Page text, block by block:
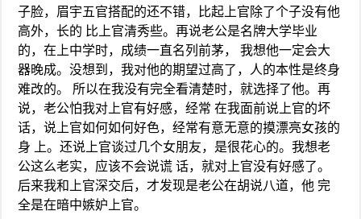
子脸，眉宇五官搭配的还不错，比起上官除了个子没有他
高外，长的 比上官清秀些。再说老公是名牌大学毕业
的，在上中学时，成绩一直名列前茅， 我想他一定会大
器晚成。没想到，我对他的期望过高了，人的本性是终身
难改的。 所以在我没有完全看清楚时，就选择了他。再
说，老公怕我对上官有好感，经常 在我面前说上官的坏
话，说上官如何如何好色，经常有意无意的摸漂亮女孩的
身 上。还说上官谈过几个女朋友，是很花心的。我想老
公这么老实，应该不会说谎 话，就对上官没有好感了。
后来我和上官深交后，才发现是老公在胡说八道，他 完
全是在暗中嫉妒上官。